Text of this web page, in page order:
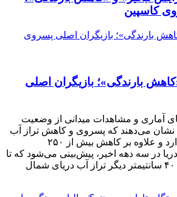
کاسپین
بارندگی»؛ بازیگران اصلی
آماری و مشاهدات میدانی از وضعیت
نشان می‌دهند که پسروی و کاهش تراز آب
کاسپین همچنان ادامه دارد و علاوه بر کاهش بیش از ۲۵۰
در سه دهه اخیر، پیش‌بینی می‌شود که تا
سال ۲۰۵۰ بین ۱۸۰ تا ۴۰۰ سانتیمتر دیگر تراز آب دریای شمال